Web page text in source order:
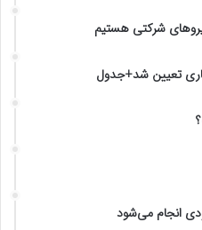
شرکتی هستیم
تعیین شد+جدول
انجام می‌شود